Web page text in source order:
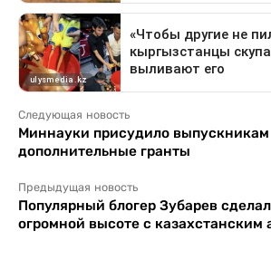
Следующая новость
Миннауки присудило выпускникам
дополнительные гранты
Предыдущая новость
Популярный блогер Зубарев
огромной высоте с казахстанским